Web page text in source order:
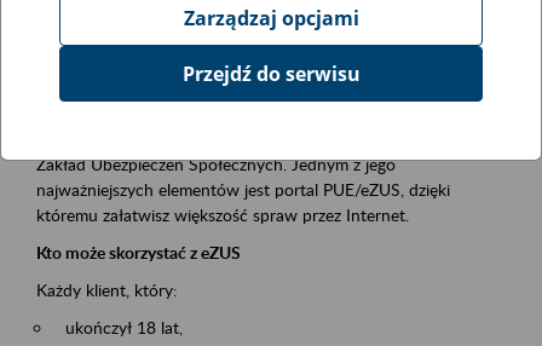
Opis wydarzenia
Platforma Usług Elektronicznych ZUS eZUS
Zakład Ubezpieczeń Społecznych. Jednym z jego
najważniejszych elementów jest portal PUE/eZUS, dzięki
któremu załatwisz większość spraw przez Internet.
Kto może skorzystać z eZUS
Każdy klient, który:
ukończył 18 lat,
Zarządzaj opcjami
Przejdź do serwisu